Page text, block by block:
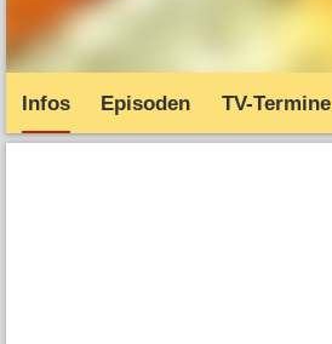
Infos Episoden TV-Termine